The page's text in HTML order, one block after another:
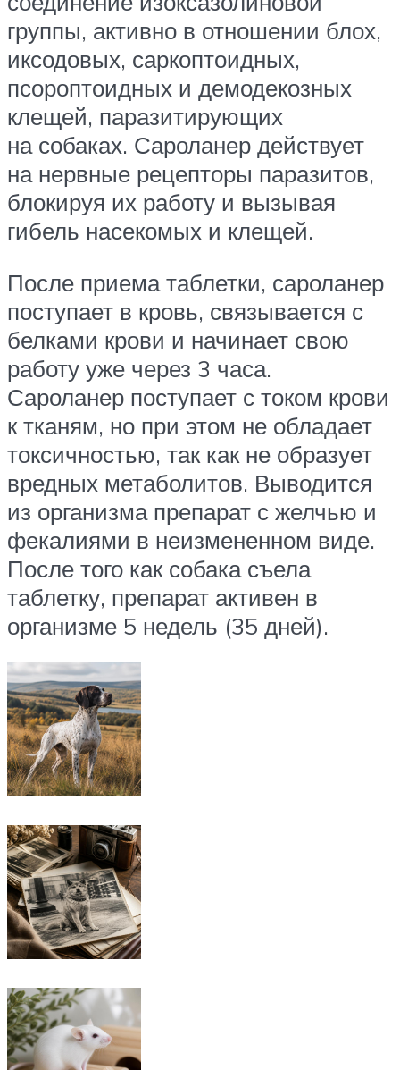
группы, активно в отношении блох,
иксодовых, саркоптоидных,
псороптоидных и демодекозных
клещей, паразитирующих
на собаках. Сароланер действует
на нервные рецепторы паразитов,
блокируя их работу и вызывая
гибель насекомых и клещей.
После приема таблетки, сароланер
поступает в кровь, связывается с
белками крови и начинает свою
работу уже через 3 часа.
Сароланер поступает с током крови
к тканям, но при этом не обладает
токсичностью, так как не образует
вредных метаболитов. Выводится
из организма препарат с желчью и
фекалиями в неизмененном виде.
После того как собака съела
таблетку, препарат активен в
организме 5 недель (35 дней).